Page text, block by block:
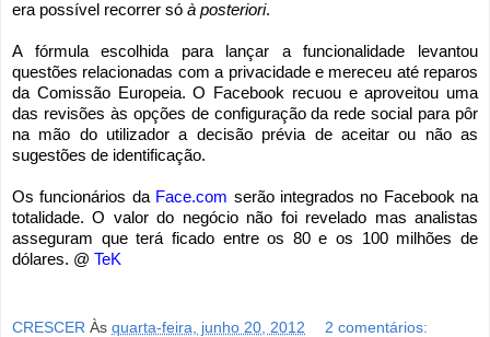
era possível recorrer só à posteriori.
A fórmula escolhida para lançar a funcionalidade levantou
questões relacionadas com a privacidade e mereceu até reparos
da Comissão Europeia. O Facebook recuou e aproveitou uma
das revisões às opções de configuração da rede social para pôr
na mão do utilizador a decisão prévia de aceitar ou não as
sugestões de identificação.
Os funcionários da Face.com serão integrados no Facebook na
totalidade. O valor do negócio não foi revelado mas analistas
asseguram que terá ficado entre os 80 e os 100 milhões de
dólares. @ TeK
CRESCER Às quarta-feira, junho 20, 2012 2 comentários: